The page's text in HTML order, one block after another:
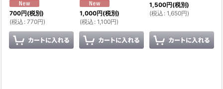
700円(税別)
(税込 : 770円)
1,000円(税別)
(税込 : 1,100円)
1,500円(税別)
(税込 : 1,650円)